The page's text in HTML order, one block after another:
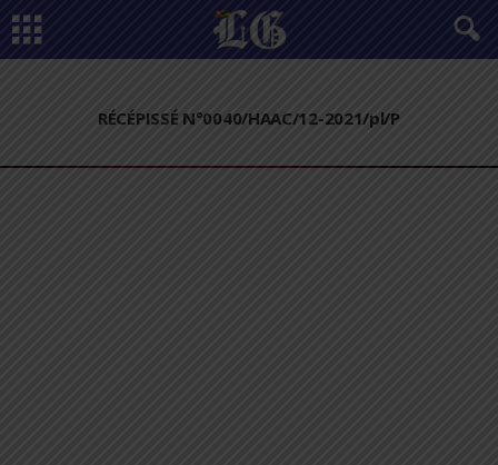
RÉCÉPISSÉ N°0040/HAAC/12-2021/pl/P